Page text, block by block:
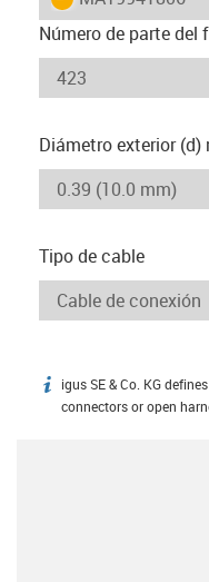
Número de parte del
Diámetro exterior (d)
Tipo de cable
igus-icon-info
igus SE & Co. KG
connectors or open